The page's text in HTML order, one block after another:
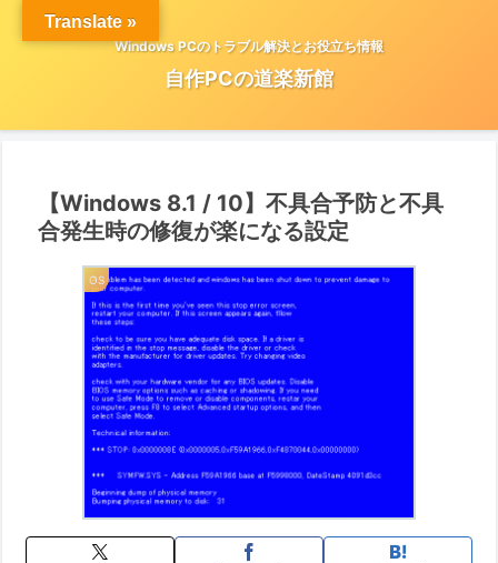
Windows PCのトラブル解決とお役立ち情報
自作PCの道楽新館
【Windows 8.1 / 10】不具合予防と不具
合発生時の修復が楽になる設定
OS
Translate »